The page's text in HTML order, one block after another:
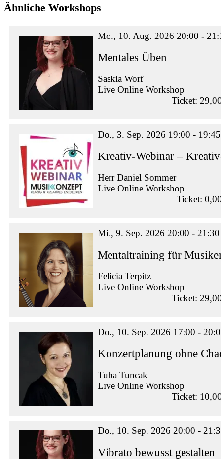
Ähnliche Workshops
Mo., 10. Aug. 2026 20:00 -
Mentales Üben
Saskia Worf
Live Online Workshop
Ticket:
Do., 3. Sep. 2026 19:00 - 19:45
Kreativ-Webinar –
Herr Daniel Sommer
Live Online Workshop
Ticket:
Mi., 9. Sep. 2026 20:00 - 21:30
Mentaltraining für
Felicia Terpitz
Live Online Workshop
Ticket:
Do., 10. Sep. 2026 17:00 -
Konzertplanung ohne
Tuba Tuncak
Live Online Workshop
Ticket:
Do., 10. Sep. 2026 20:00 -
Vibrato bewusst gestalten